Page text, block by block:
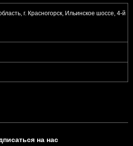
г. Красногорск, Ильинское шоссе, 4-й
на нас